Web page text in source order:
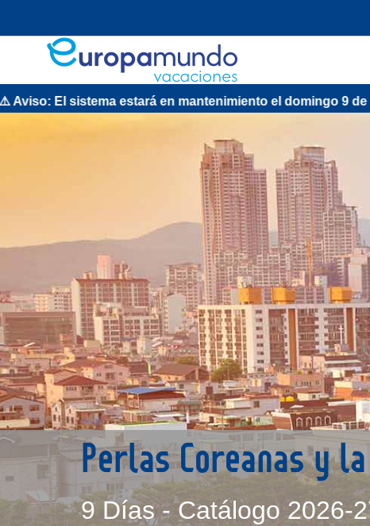
sistema estará en mantenimiento el domingo 9 de agosto
Perlas Coreanas y
9 Días - Catálogo 2026-